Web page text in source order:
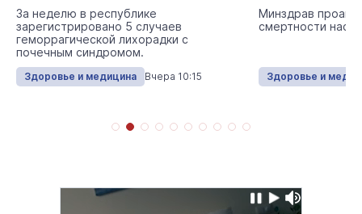
За неделю в республике
зарегистрировано 5 случаев
геморрагической лихорадки с
почечным синдромом.
Здоровье и медицина Вчера 10:15
Минздрав
смертности
Здоровье и